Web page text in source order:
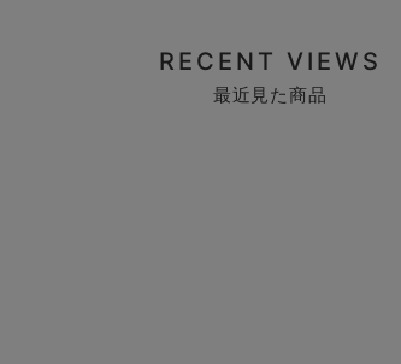
RECENT VIEWS
最近見た商品